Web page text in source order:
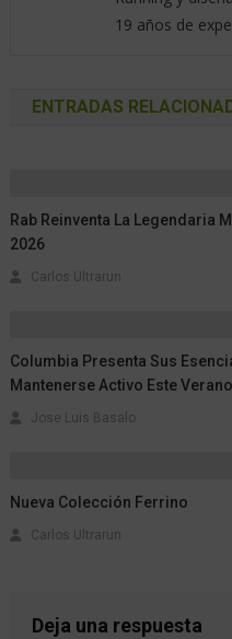
19 años de
ENTRADAS
Rab Reinventa La Legendaria
2026
Carlos Ultrarun
Columbia Presenta Sus
Mantenerse Activo Este Verano
Jose Luis Basalo
Nueva Colección Ferrino
Carlos Ultrarun
Deja una respuesta